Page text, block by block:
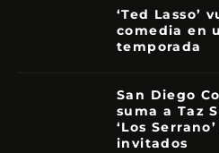
‘Ted Lasso’
comedia en
temporada
San Diego
suma a Taz
‘Los
invitados